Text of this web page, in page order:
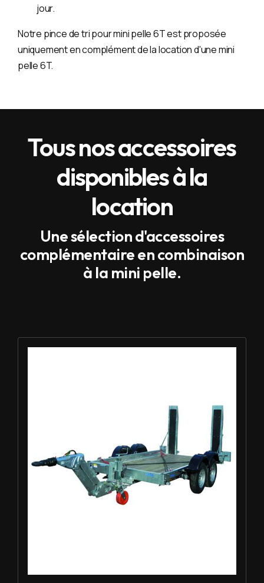
jour.
Notre pince de tri pour mini pelle 6T est proposée
uniquement en complément de la location d'une mini
pelle 6T.
Tous nos accessoires
disponibles à la
location
Une sélection d'accessoires
complémentaire en combinaison
à la mini pelle.
Louer Remorque porte-engin 3.5t - ECIM 2AF350